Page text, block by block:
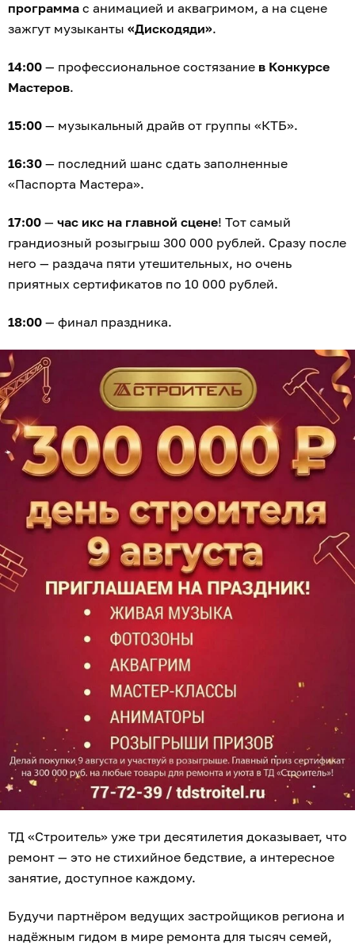
программа с анимацией и аквагримом, а на сцене
зажгут музыканты «Дискодяди».
14:00 — профессиональное состязание в Конкурсе
Мастеров.
15:00 — музыкальный драйв от группы «КТБ».
16:30 — последний шанс сдать заполненные
«Паспорта Мастера».
17:00 — час икс на главной сцене! Тот самый
грандиозный розыгрыш 300 000 рублей. Сразу после
него — раздача пяти утешительных, но очень
приятных сертификатов по 10 000 рублей.
18:00 — финал праздника.
ТД «Строитель» уже три десятилетия доказывает, что
ремонт — это не стихийное бедствие, а интересное
занятие, доступное каждому.
Будучи партнёром ведущих застройщиков региона и
надёжным гидом в мире ремонта для тысяч семей,